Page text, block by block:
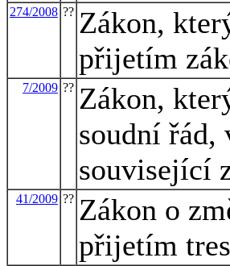
274/2008 ?? Zákon,
přijetím
7/2009 ?? Zákon,
soudní řád,
související
41/2009 ?? Zákon o
přijetím